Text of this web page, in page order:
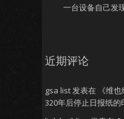
一台设备自己发
近期评论
gsa list发表在
《维
320年后停止日报纸的